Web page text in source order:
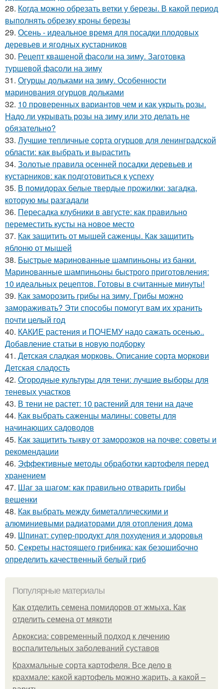
28. Когда можно обрезать ветки у березы. В какой период
выполнять обрезку кроны березы
29. Осень - идеальное время для посадки плодовых
деревьев и ягодных кустарников
30. Рецепт квашеной фасоли на зиму. Заготовка
туршевой фасоли на зиму
31. Огурцы дольками на зиму. Особенности
маринования огурцов дольками
32. 10 проверенных вариантов чем и как укрыть розы.
Надо ли укрывать розы на зиму или это делать не
обязательно?
33. Лучшие тепличные сорта огурцов для ленинградской
области: как выбрать и вырастить
34. Золотые правила осенней посадки деревьев и
кустарников: как подготовиться к успеху
35. В помидорах белые твердые прожилки: загадка,
которую мы разгадали
36. Пересадка клубники в августе: как правильно
переместить кусты на новое место
37. Как защитить от мышей саженцы. Как защитить
яблоню от мышей
38. Быстрые маринованные шампиньоны из банки.
Маринованные шампиньоны быстрого приготовления:
10 идеальных рецептов. Готовы в считанные минуты!
39. Как заморозить грибы на зиму. Грибы можно
замораживать? Эти способы помогут вам их хранить
почти целый год
40. КАКИЕ растения и ПОЧЕМУ надо сажать осенью..
Добавление статьи в новую подборку
41. Детская сладкая морковь. Описание сорта моркови
Детская сладость
42. Огородные культуры для тени: лучшие выборы для
теневых участков
43. В тени не растет: 10 растений для тени на даче
44. Как выбрать саженцы малины: советы для
начинающих садоводов
45. Как защитить тыкву от заморозков на почве: советы и
рекомендации
46. Эффективные методы обработки картофеля перед
хранением
47. Шаг за шагом: как правильно отварить грибы
вешенки
48. Как выбрать между биметаллическими и
алюминиевыми радиаторами для отопления дома
49. Шпинат: супер-продукт для похудения и здоровья
50. Секреты настоящего грибника: как безошибочно
определить качественный белый гриб
Популярные материалы
Как отделить семена помидоров от жмыха. Как
отделить семена от мякоти
Аркоксиа: современный подход к лечению
воспалительных заболеваний суставов
Крахмальные сорта картофеля. Все дело в
крахмале: какой картофель можно жарить, а какой –